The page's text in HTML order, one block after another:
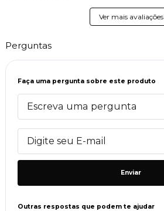
Ver mais avaliações
Perguntas
Faça uma pergunta sobre este produto
Enviar
Outras respostas que podem te ajudar